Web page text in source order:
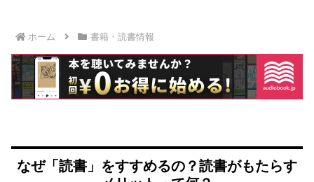
ホーム 書籍・読書情報
なぜ「読書」をすすめるの？読書がもたらす